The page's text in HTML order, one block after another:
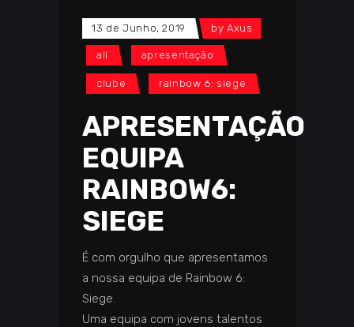
13 de Junho, 2019 byAxus
all apresentação
clube rainbow 6: siege
APRESENTAÇÃO
EQUIPA
RAINBOW6:
SIEGE
É com orgulho que apresentamos
a nossa equipa de Rainbow 6:
Siege.
Uma equipa com jovens talentos